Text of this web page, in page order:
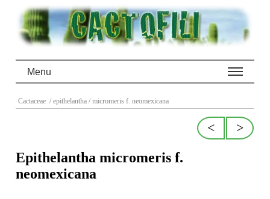
Menu
Cactaceae / epithelantha / micromeris f. neomexicana
>
<
Epithelantha micromeris f.
neomexicana